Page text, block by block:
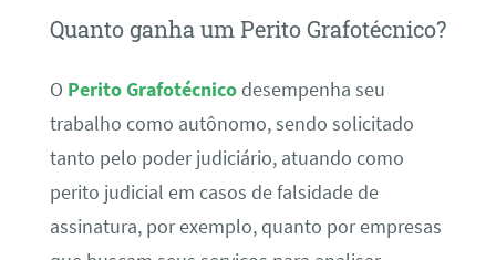
Quanto ganha um Perito Grafotécnico?
O Perito Grafotécnicodesempenha seu
trabalho como autônomo, sendo solicitado
tanto pelo poder judiciário, atuando como
perito judicial em casos de falsidade de
assinatura, por exemplo, quanto por empresas